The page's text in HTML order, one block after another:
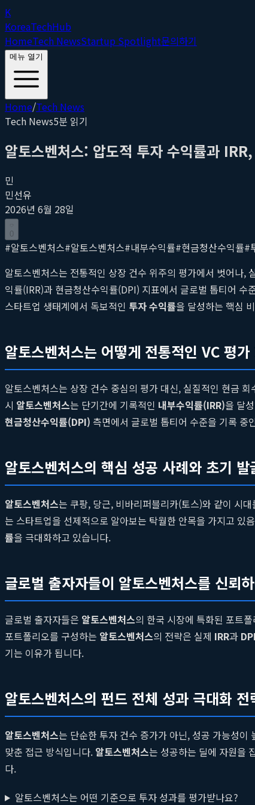
K
KoreaTechHub
HomeTech NewsStartup Spotlight문의하기
메뉴 열기
Home/Tech News
Tech News5분 읽기
알토스벤처스: 압도적 투자 수익률과
민
민선유
2026년 6월 28일
0
#알토스벤처스#알토스벤처스#내부수익률#현금청산수익률#
알토스벤처스는 전통적인 상장 건수 위주의 평가에서 벗어나,
익률(IRR)과 현금청산수익률(DPI) 지표에서 글로벌 톱티어
스타트업 생태계에서 독보적인 투자 수익률을 달성하는 핵심
알토스벤처스는 어떻게 전통적인 VC 평
알토스벤처스는 상장 건수 중심의 평가 대신, 실질적인 현금 회
시 알토스벤처스는 단기간에 기록적인 내부수익률(IRR)을 달
현금청산수익률(DPI) 측면에서 글로벌 톱티어 수준을 기록 중
알토스벤처스의 핵심 성공 사례와 초기
알토스벤처스는 쿠팡, 당근, 비바리퍼블리카(토스)와 같이 시
는 스타트업을 선제적으로 알아보는 탁월한 안목을 가지고 있
률을 극대화하고 있습니다.
글로벌 출자자들이 알토스벤처스를 신뢰
글로벌 출자자들은 알토스벤처스의 한국 시장에 특화된 포트
포트폴리오를 구성하는 알토스벤처스의 전략은 실제 IRR과 DPI
기는 이유가 됩니다.
알토스벤처스의 펀드 전체 성과 극대화
알토스벤처스는 단순한 투자 건수 증가가 아닌, 성공 가능성이
맞춘 접근 방식입니다. 알토스벤처스는 성공하는 딜에 자원을
다.
알토스벤처스는 어떤 기준으로 투자 성과를 평가받나요?